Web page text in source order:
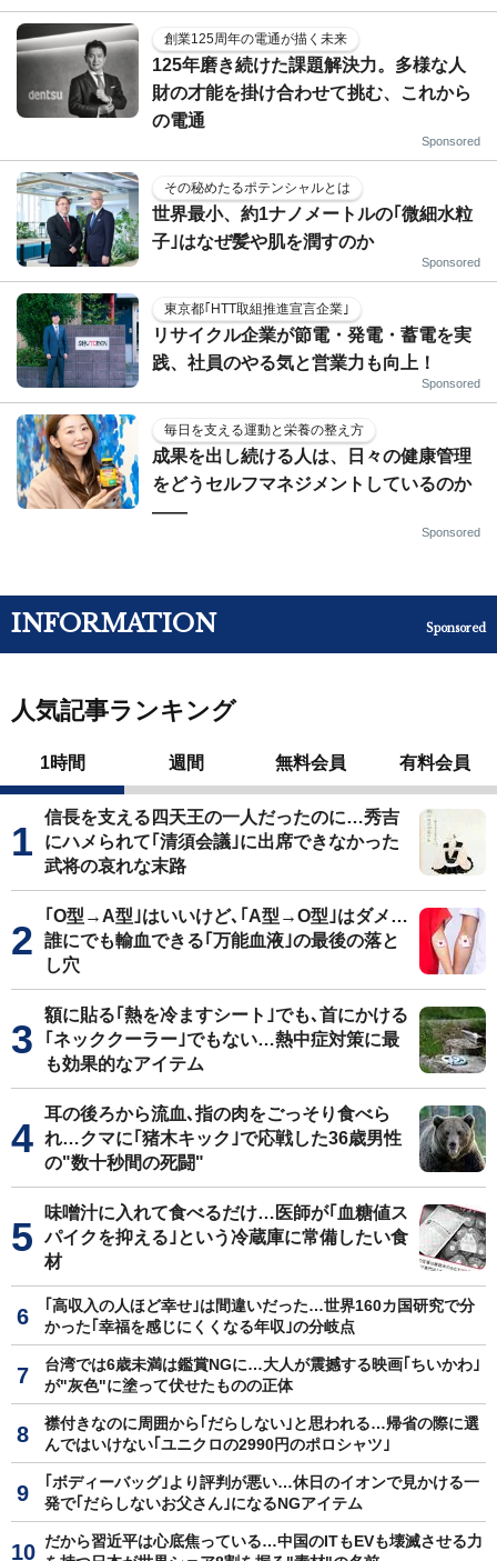
創業125周年の電通が描く未来
125年磨き続けた課題解決力。多様な人
財の才能を掛け合わせて挑む、これから
の電通
Sponsored
その秘めたるポテンシャルとは
世界最小、約1ナノメートルの｢微細水粒
子｣はなぜ髪や肌を潤すのか
Sponsored
東京都｢HTT取組推進宣言企業｣
リサイクル企業が節電・発電・蓄電を実
践、社員のやる気と営業力も向上！
Sponsored
毎日を支える運動と栄養の整え方
成果を出し続ける人は、日々の健康管理
をどうセルフマネジメントしているのか
——
Sponsored
INFORMATION Sponsored
人気記事ランキング
1時間 週間 無料会員 有料会員
信長を支える四天王の一人だったのに…秀吉
にハメられて｢清須会議｣に出席できなかった
武将の哀れな末路
｢O型→A型｣はいいけど､｢A型→O型｣はダメ…
誰にでも輸血できる｢万能血液｣の最後の落と
し穴
額に貼る｢熱を冷ますシート｣でも､首にかける
｢ネッククーラー｣でもない…熱中症対策に最
も効果的なアイテム
耳の後ろから流血､指の肉をごっそり食べら
れ…クマに｢猪木キック｣で応戦した36歳男性
の"数十秒間の死闘"
味噌汁に入れて食べるだけ…医師が｢血糖値ス
パイクを抑える｣という冷蔵庫に常備したい食
材
｢高収入の人ほど幸せ｣は間違いだった…世界160カ国研究で分
かった｢幸福を感じにくくなる年収｣の分岐点
台湾では6歳未満は鑑賞NGに…大人が震撼する映画｢ちいかわ｣
が"灰色"に塗って伏せたものの正体
襟付きなのに周囲から｢だらしない｣と思われる…帰省の際に選
んではいけない｢ユニクロの2990円のポロシャツ｣
｢ボディーバッグ｣より評判が悪い…休日のイオンで見かける一
発で｢だらしないお父さん｣になるNGアイテム
だから習近平は心底焦っている…中国のITもEVも壊滅させる力